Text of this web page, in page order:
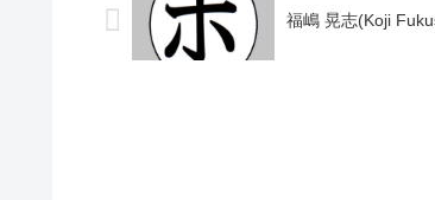
福嶋 晃志(Koji